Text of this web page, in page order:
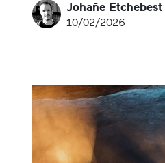
Johañe Etchebest
10/02/2026